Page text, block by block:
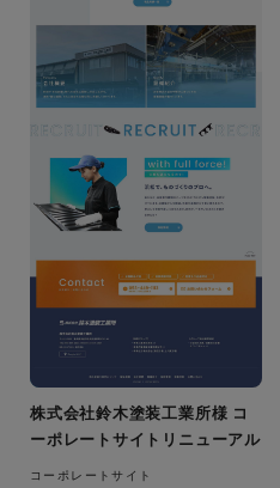
株式会社鈴木塗装工業所様 コ
ーポレートサイトリニューアル
コーポレートサイト